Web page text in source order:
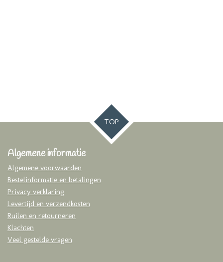
TOP
Algemene informatie
Algemene voorwaarden
Bestelinformatie en betalingen
Privacy verklaring
Levertijd en verzendkosten
Ruilen en retourneren
Klachten
Veel gestelde vragen